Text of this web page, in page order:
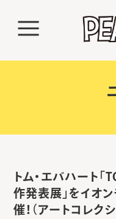
トム・エバハート
作発表展」をイオ
催！（アートコレク